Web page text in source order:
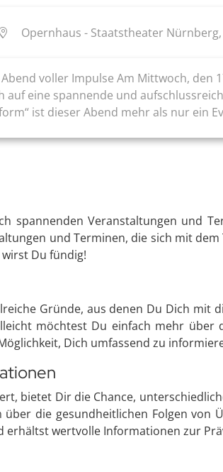
Opernhaus - Staatstheater
voller Impulse Am Mittwoch, den
eine spannende und
ist dieser Abend mehr als nur ein
spannenden Veranstaltungen und
und Terminen, die sich mit
Du fündig!
Gründe, aus denen Du Dich mit
möchtest Du einfach mehr über
Dich umfassend zu
bietet Dir die Chance,
die gesundheitlichen Folgen
wertvolle Informationen zur